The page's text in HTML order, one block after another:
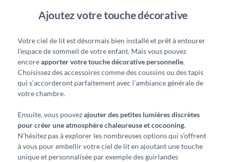
Ajoutez votre touche décorative
Votre ciel de lit est désormais bien installé et prêt à entourer
l’espace de sommeil de votre enfant. Mais vous pouvez
encoreapporter votre touche décorative personnelle.
Choisissez des accessoires comme des coussins ou des tapis
qui s’accorderont parfaitement avec l’ambiance générale de
votre chambre.
Ensuite, vous pouvezajouter des petites lumières discrètes
pour créer une atmosphère chaleureuse et cocooning.
N’hésitez pas à explorer les nombreuses options qui s’offrent
à vous pour embellir votre ciel de lit en ajoutant une touche
unique et personnalisée par exemple des guirlandes